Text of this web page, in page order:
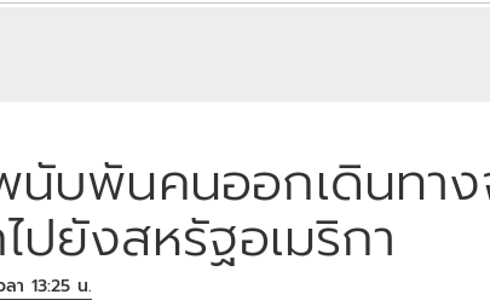
บพันคนออกเดินทาง
ปยังสหรัฐอเมริกา
า 13:25 น.